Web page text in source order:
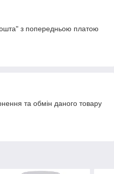
з попередньою платою
та обмін даного товару